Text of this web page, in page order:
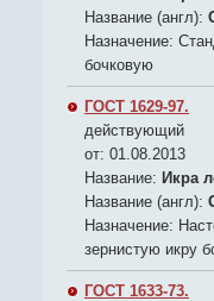
Название (англ):
Назначение:
бочковую
ГОСТ 1629-97.
действующий
от: 01.08.2013
Название: Икра
Название (англ):
Назначение:
зернистую икру
ГОСТ 1633-73.